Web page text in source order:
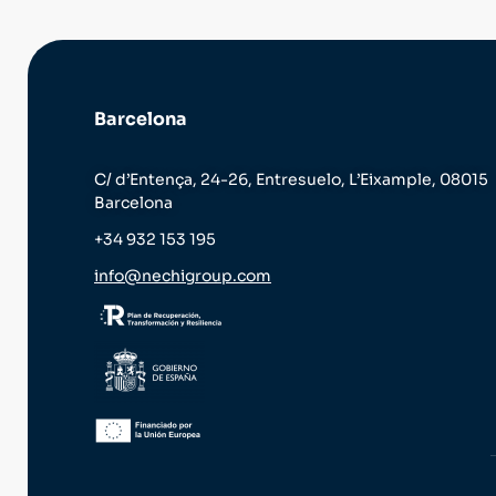
Barcelona
C/ d’Entença, 24-26, Entresuelo, L’Eixample, 08015
Barcelona
+34 932 153 195
info@nechigroup.com